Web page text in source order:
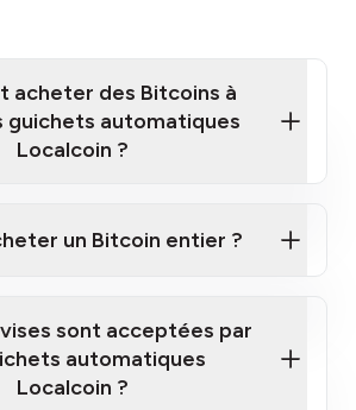
acheter des Bitcoins à
guichets automatiques
Localcoin ?
automatique Localcoin le plus
un Bitcoin entier ?
sont acceptées par
automatiques
Localcoin ?